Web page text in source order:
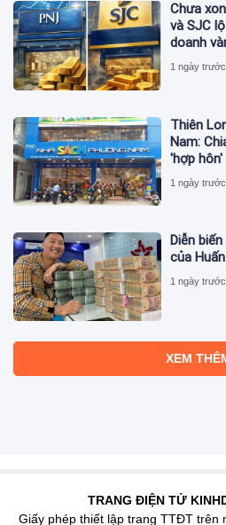
Chưa
và SJC
doanh
1 ngày trước
Thiên
Nam:
'hợp hôn'
1 ngày trước
Diễn
của
1 ngày trước
XEM
TRANG ĐIỆN TỬ
Giấy phép thiết lập trang TTĐT trên